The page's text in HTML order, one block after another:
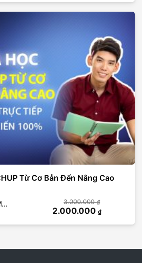
Từ Cơ Bản Đến Nâng Cao
3.000.000₫
2.000.000₫